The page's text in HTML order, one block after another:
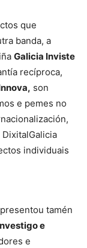
que
banda, a
Galicia Inviste
recíproca,
son
e pemes no
individuais
presentou tamén
e
e